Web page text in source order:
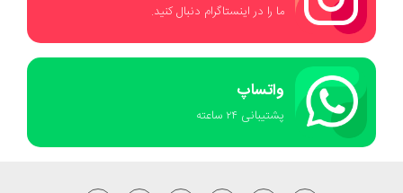
ما را در اینستاگرام دنبال کنید.
واتساپ
پشتیبانی ٢۴ ساعته